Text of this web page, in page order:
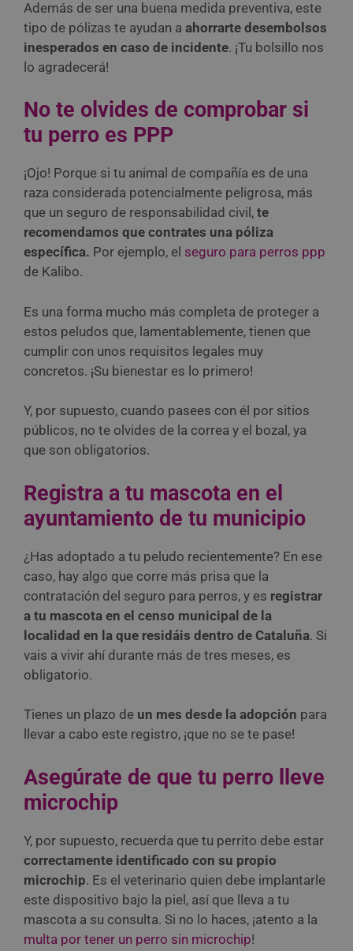
Además de ser una buena medida preventiva, este
tipo de pólizas te ayudan a ahorrarte desembolsos
inesperados en caso de incidente. ¡Tu bolsillo nos
lo agradecerá!
No te olvides de comprobar si
tu perro es PPP
¡Ojo! Porque si tu animal de compañía es de una
raza considerada potencialmente peligrosa, más
que un seguro de responsabilidad civil, te
recomendamos que contrates una póliza
específica. Por ejemplo, el seguro para perros ppp
de Kalibo.
Es una forma mucho más completa de proteger a
estos peludos que, lamentablemente, tienen que
cumplir con unos requisitos legales muy
concretos. ¡Su bienestar es lo primero!
Y, por supuesto, cuando pasees con él por sitios
públicos, no te olvides de la correa y el bozal, ya
que son obligatorios.
Registra a tu mascota en el
ayuntamiento de tu municipio
¿Has adoptado a tu peludo recientemente? En ese
caso, hay algo que corre más prisa que la
contratación del seguro para perros, y es registrar
a tu mascota en el censo municipal de la
localidad en la que residáis dentro de Cataluña. Si
vais a vivir ahí durante más de tres meses, es
obligatorio.
Tienes un plazo de un mes desde la adopción para
llevar a cabo este registro, ¡que no se te pase!
Asegúrate de que tu perro lleve
microchip
Y, por supuesto, recuerda que tu perrito debe estar
correctamente identificado con su propio
microchip. Es el veterinario quien debe implantarle
este dispositivo bajo la piel, así que lleva a tu
mascota a su consulta. Si no lo haces, ¡atento a la
multa por tener un perro sin microchip!